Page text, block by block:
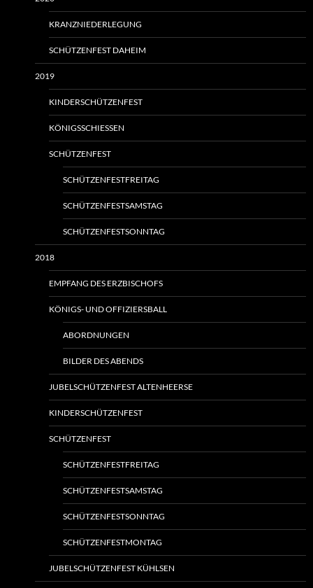
KRANZNIEDERLEGUNG
SCHÜTZENFEST DAHEIM
2019
KINDERSCHÜTZENFEST
KÖNIGSSCHIESSEN
SCHÜTZENFEST
SCHÜTZENFESTFREITAG
SCHÜTZENFESTSAMSTAG
SCHÜTZENFESTSONNTAG
2018
EMPFANG DES ERZBISCHOFS
KÖNIGS- UND OFFIZIERSBALL
ABORDNUNGEN
BILDER DES ABENDS
JUBELSCHÜTZENFEST ALTENHEERSE
KINDERSCHÜTZENFEST
SCHÜTZENFEST
SCHÜTZENFESTFREITAG
SCHÜTZENFESTSAMSTAG
SCHÜTZENFESTSONNTAG
SCHÜTZENFESTMONTAG
JUBELSCHÜTZENFEST KÜHLSEN